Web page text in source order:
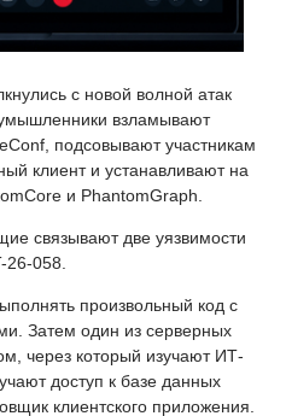
с новой волной атак
взламывают
подсовывают участникам
клиент и устанавливают на
и PhantomGraph.
связывают две уязвимости
058.
произвольный код с
Затем один из серверных
через который изучают ИТ-
доступ к базе данных
клиентского приложения.